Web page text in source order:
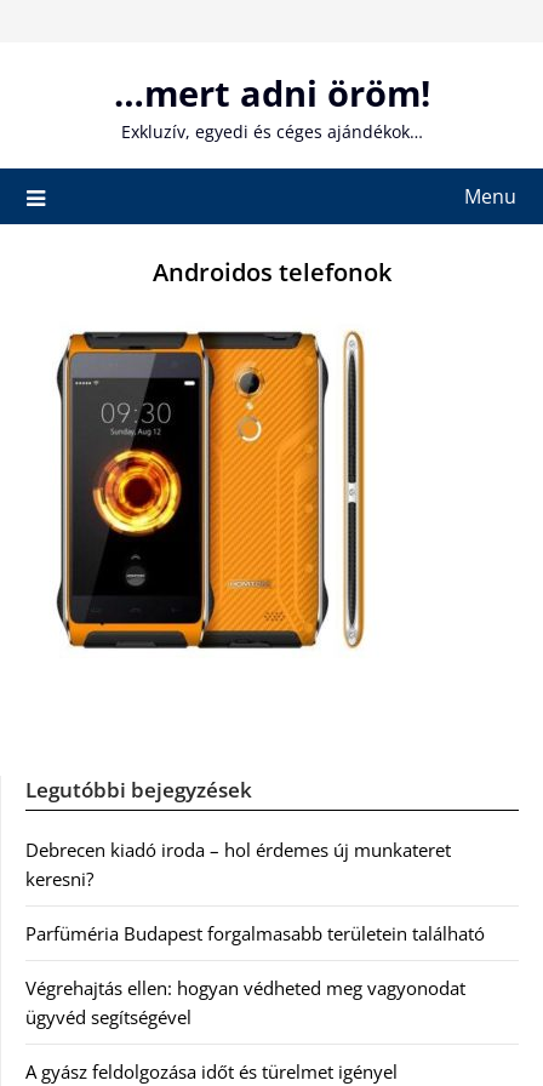
…mert adni öröm!
Exkluzív, egyedi és céges ajándékok…
Menu
Androidos telefonok
Legutóbbi bejegyzések
Debrecen kiadó iroda – hol érdemes új munkateret
keresni?
Parfüméria Budapest forgalmasabb területein található
Végrehajtás ellen: hogyan védheted meg vagyonodat
ügyvéd segítségével
A gyász feldolgozása időt és türelmet igényel